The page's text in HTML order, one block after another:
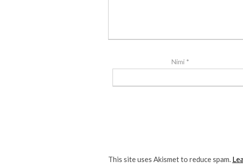
Nimi *
This site uses Akismet to reduce spam.